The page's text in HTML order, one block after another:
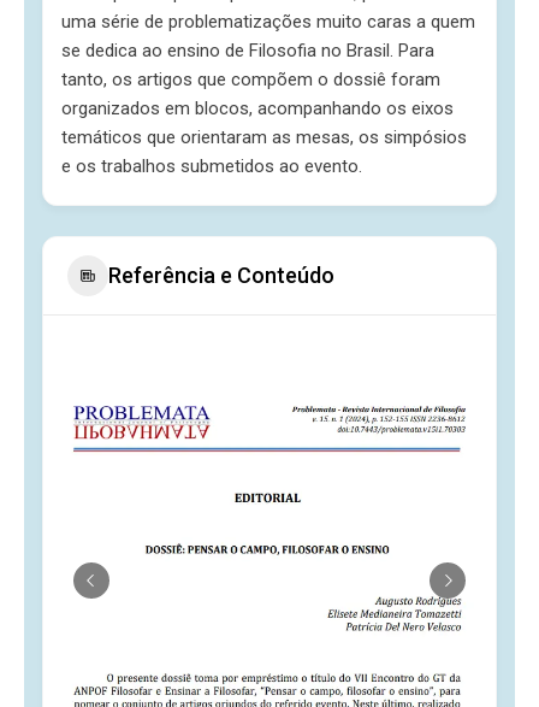
uma série de problematizações muito caras a quem
se dedica ao ensino de Filosofia no Brasil. Para
tanto, os artigos que compõem o dossiê foram
organizados em blocos, acompanhando os eixos
temáticos que orientaram as mesas, os simpósios
e os trabalhos submetidos ao evento.
Referência e Conteúdo